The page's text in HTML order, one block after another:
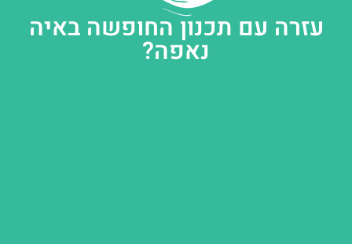
עזרה עם תכנון החופשה באיה
נאפה?